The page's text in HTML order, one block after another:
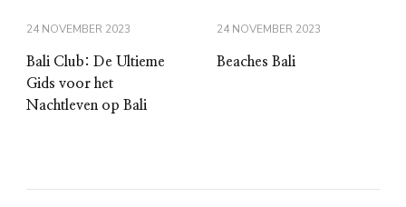
24 NOVEMBER 2023
Bali Club: De Ultieme
Gids voor het
Nachtleven op Bali
24 NOVEMBER 2023
Beaches Bali